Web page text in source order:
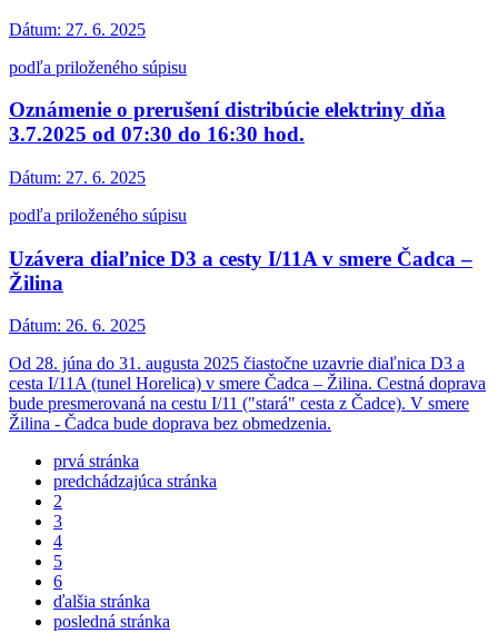
Dátum: 27. 6. 2025
podľa priloženého súpisu
Oznámenie o prerušení distribúcie elektriny dňa
3.7.2025 od 07:30 do 16:30 hod.
Dátum: 27. 6. 2025
podľa priloženého súpisu
Uzávera diaľnice D3 a cesty I/11A v smere Čadca –
Žilina
Dátum: 26. 6. 2025
Od 28. júna do 31. augusta 2025 čiastočne uzavrie diaľnica D3 a
cesta I/11A (tunel Horelica) v smere Čadca – Žilina. Cestná doprava
bude presmerovaná na cestu I/11 ("stará" cesta z Čadce). V smere
Žilina - Čadca bude doprava bez obmedzenia.
prvá stránka
predchádzajúca stránka
2
3
4
5
6
ďalšia stránka
posledná stránka